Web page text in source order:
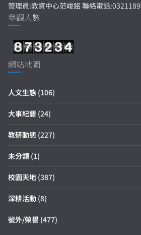
管理員:教資中心范峻銘 聯絡電話
參觀人數
網站地圖
人文生態 (106)
大事紀要 (24)
教研動態 (227)
未分類 (1)
校園天地 (387)
深耕活動 (8)
號外/榮譽 (477)